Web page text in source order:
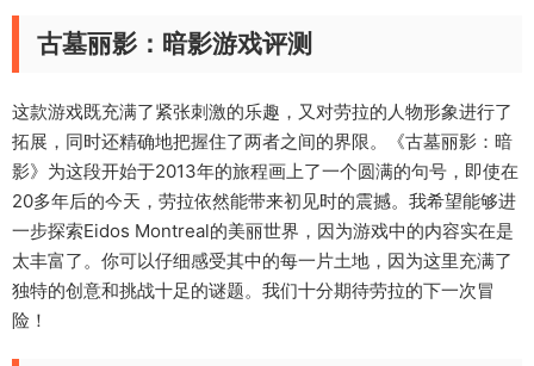
古墓丽影：暗影游戏评测
这款游戏既充满了紧张刺激的乐趣，又对劳拉的人物形象进行了
拓展，同时还精确地把握住了两者之间的界限。《古墓丽影：暗
影》为这段开始于2013年的旅程画上了一个圆满的句号，即使在
20多年后的今天，劳拉依然能带来初见时的震撼。我希望能够进
一步探索Eidos Montreal的美丽世界，因为游戏中的内容实在是
太丰富了。你可以仔细感受其中的每一片土地，因为这里充满了
独特的创意和挑战十足的谜题。我们十分期待劳拉的下一次冒
险！